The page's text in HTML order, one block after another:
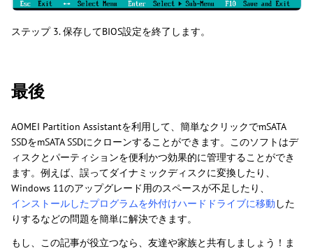
ステップ 3. 保存してBIOS設定を終了します。
最後
AOMEI Partition Assistantを利用して、簡単なクリックでmSATA
SSDをmSATA SSDにクローンすることができます。このソフトはデ
ィスクとパーティションを便利かつ効果的に管理することができ
ます。例えば、誤ってダイナミックディスクに変換したり、
Windows 11のアップグレード用のスペースが不足したり、
インストールしたプログラムを外付けハードドライブに移動 した
りするなどの問題を簡単に解決できます。
もし、この記事が役立つなら、友達や家族と共有しましょう！ま